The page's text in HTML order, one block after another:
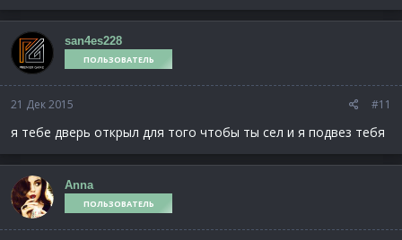
san4es228
ПОЛЬЗОВАТЕЛЬ
21 Дек 2015 #11
я тебе дверь открыл для того чтобы ты сел и я подвез тебя
Anna
ПОЛЬЗОВАТЕЛЬ